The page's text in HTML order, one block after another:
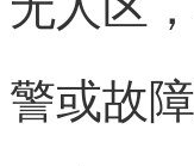
警或故